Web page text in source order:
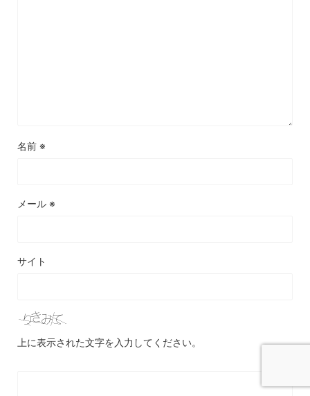
名前 ※
メール ※
サイト
上に表示された文字を入力してください。